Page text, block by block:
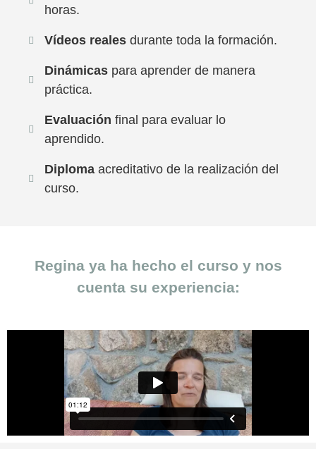
horas.
Vídeos realesdurante toda la formación.
Dinámicaspara aprender de manera
práctica.
Evaluación final para evaluar lo
aprendido.
Diplomaacreditativo de la realización del
curso.
Regina ya ha hecho el curso y nos
cuenta su experiencia: